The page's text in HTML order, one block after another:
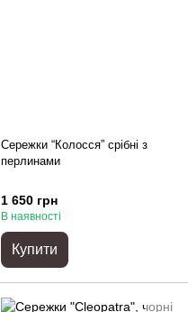
Сережки “Колосся” срібні з
перлинами
1 650 грн
В наявності
Купити